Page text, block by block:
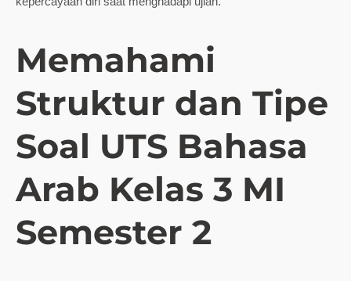
Memahami
Struktur dan Tipe
Soal UTS Bahasa
Arab Kelas 3 MI
Semester 2